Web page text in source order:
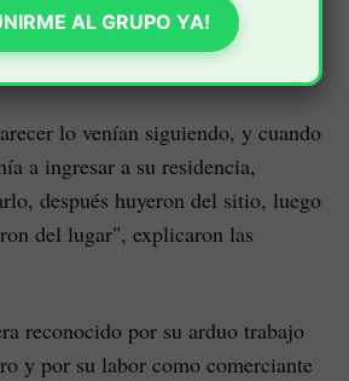
un acto violento que ha dejado a
de indignación y tristeza.
lo venían siguiendo, y cuando
a ingresar a su residencia,
después huyeron del sitio, luego
del lugar", explicaron las
reconocido por su arduo trabajo
y por su labor como comerciante
AL GRUPO YA!